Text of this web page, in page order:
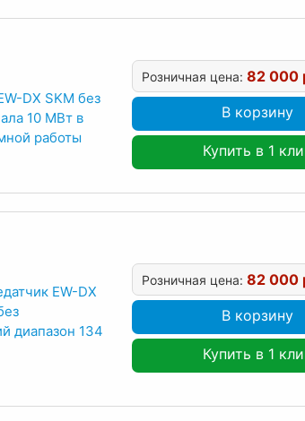
DX SKM без
10 МВт в
работы
Розничная цена: 82 000
В корзину
Купить в 1
EW-DX
диапазон 134
Розничная цена: 82 000
В корзину
Купить в 1